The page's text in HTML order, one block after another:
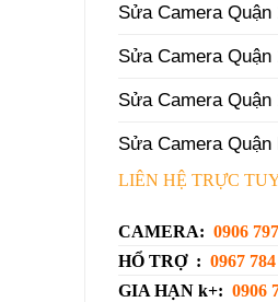
Sửa Camera Quận
Sửa Camera Quận
Sửa Camera Quận
Sửa Camera Quận
LIÊN HỆ TRỰC
CAMERA: 0906
HỔ TRỢ : 0967
GIA HẠN k+: 0906